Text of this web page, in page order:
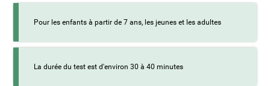
Pour les enfants à partir de 7 ans, les jeunes et les adultes
La durée du test est d'environ 30 à 40 minutes